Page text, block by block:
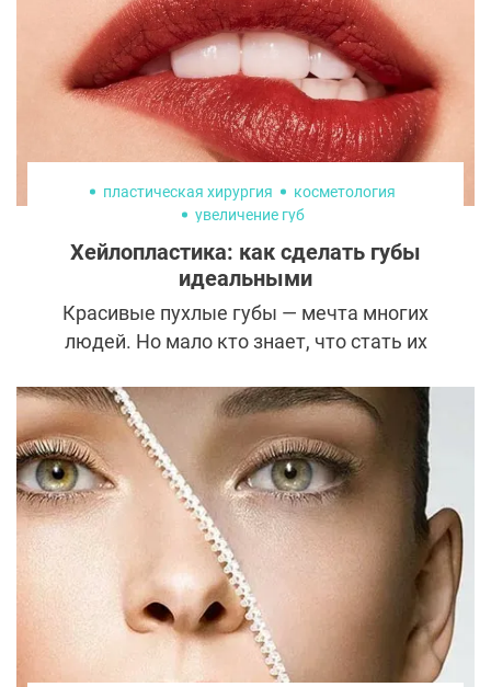
пластическая хирургия
косметология
увеличение губ
Хейлопластика: как сделать губы
идеальными
Красивые пухлые губы — мечта многих
людей. Но мало кто знает, что стать их
всевозможных гелей. В арсенале
косметологов и пластических хирургов
есть целый набор инструментов для
хейлопластики. Рассказываем, чем они
отличаются и какие задачи решают.